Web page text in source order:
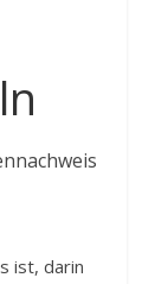
ist, darin